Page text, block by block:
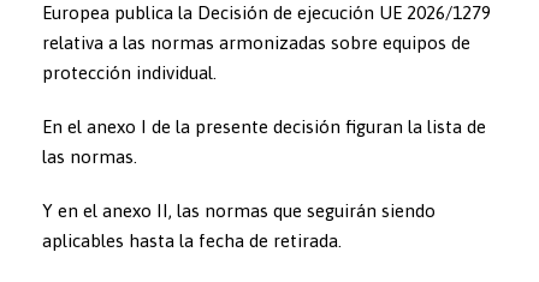
Europea publica la Decisión de ejecución UE 2026/1279
relativa a las normas armonizadas sobre equipos de
protección individual.
En el anexo I de la presente decisión figuran la lista de
las normas.
Y en el anexo II, las normas que seguirán siendo
aplicables hasta la fecha de retirada.